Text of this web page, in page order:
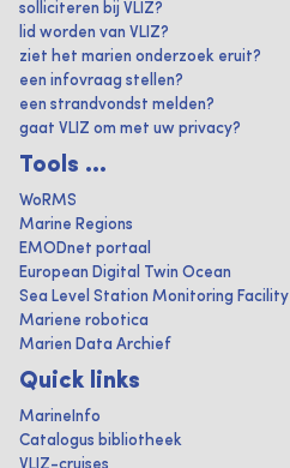
solliciteren bij VLIZ?
lid worden van VLIZ?
ziet het marien onderzoek eruit?
een infovraag stellen?
een strandvondst melden?
gaat VLIZ om met uw privacy?
Tools ...
WoRMS
Marine Regions
EMODnet portaal
European Digital Twin Ocean
Sea Level Station Monitoring Facility
Mariene robotica
Marien Data Archief
Quick links
MarineInfo
Catalogus bibliotheek